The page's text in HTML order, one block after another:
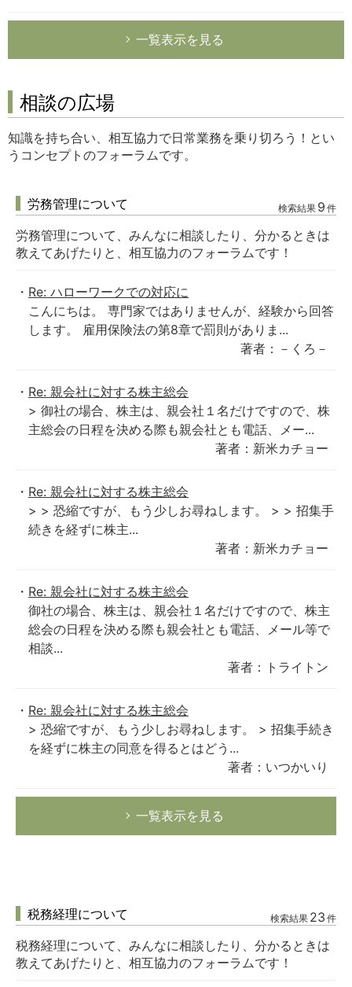
一覧表示を見る
相談の広場
知識を持ち合い、相互協力で日常業務を乗り切ろう！とい
うコンセプトのフォーラムです。
労務管理について 検索結果 9 件
労務管理について、みんなに相談したり、分かるときは
教えてあげたりと、相互協力のフォーラムです！
Re: ハローワークでの対応に
こんにちは。 専門家ではありませんが、経験から回答
します。 雇用保険法の第8章で罰則がありま...
著者：－くろ－
Re: 親会社に対する株主総会
> 御社の場合、株主は、親会社１名だけですので、株
主総会の日程を決める際も親会社とも電話、メー...
著者：新米カチョー
Re: 親会社に対する株主総会
> > 恐縮ですが、もう少しお尋ねします。 > > 招集手
続きを経ずに株主...
著者：新米カチョー
Re: 親会社に対する株主総会
御社の場合、株主は、親会社１名だけですので、株主
総会の日程を決める際も親会社とも電話、メール等で
相談...
著者：トライトン
Re: 親会社に対する株主総会
> 恐縮ですが、もう少しお尋ねします。 > 招集手続き
を経ずに株主の同意を得るとはどう...
著者：いつかいり
一覧表示を見る
税務経理について 検索結果 23 件
税務経理について、みんなに相談したり、分かるときは
教えてあげたりと、相互協力のフォーラムです！